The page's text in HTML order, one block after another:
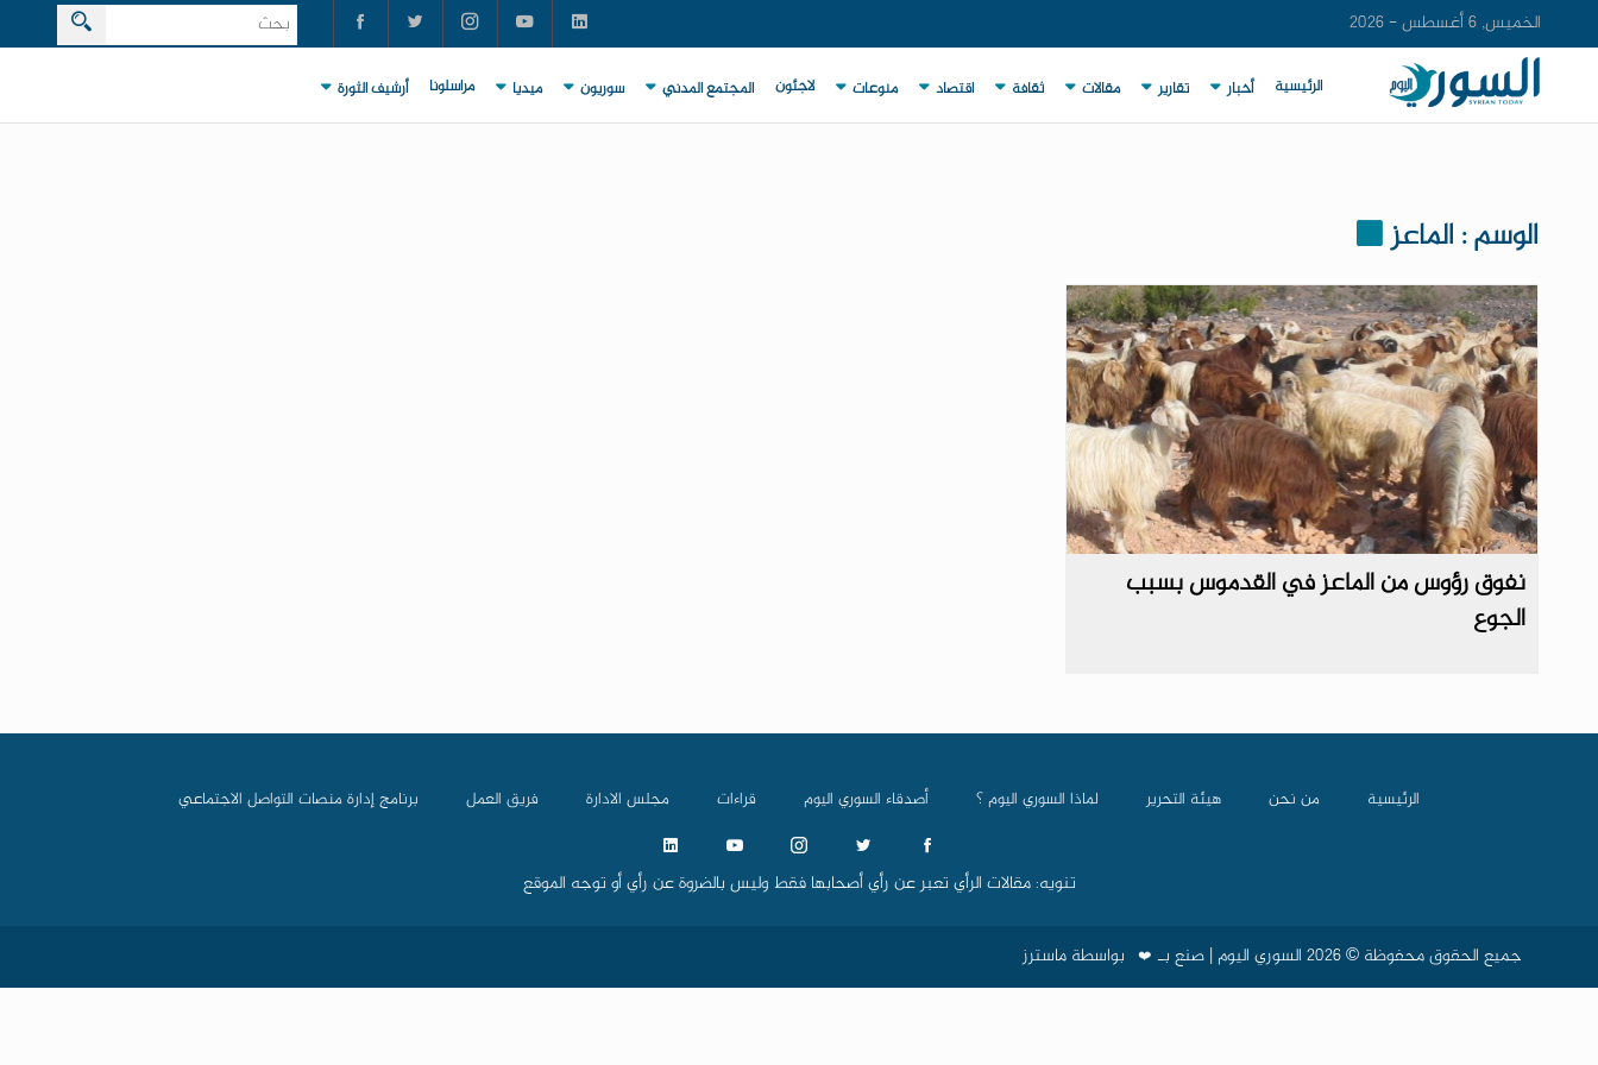
الخميس, 6 أغسطس - 2026
الرئيسية أخبار تقارير مقالات ثقافة اقتصاد منوعات لاجئون المجتمع المدني سوريون ميديا مراسلونا أرشيف الثورة
الوسم : الماعز
نفوق رؤوس من الماعز في القدموس بسبب
الجوع
الرئيسية من نحن هيئة التحرير لماذا السوري اليوم ؟ أصدقاء السوري اليوم قراءات مجلس الادارة فريق العمل برنامج إدارة منصات التواصل الاجتماعي
تنويه: مقالات الرأي تعبر عن رأي أصحابها فقط وليس بالضروة عن رأي أو توجه الموقع
جميع الحقوق محفوظة © 2026 السوري اليوم | صنع بـ ❤️ بواسطةماسترز